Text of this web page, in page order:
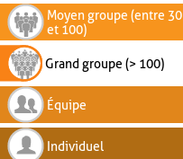
Moyen groupe (entre 30
et 100)
Grand groupe (> 100)
Équipe
Individuel